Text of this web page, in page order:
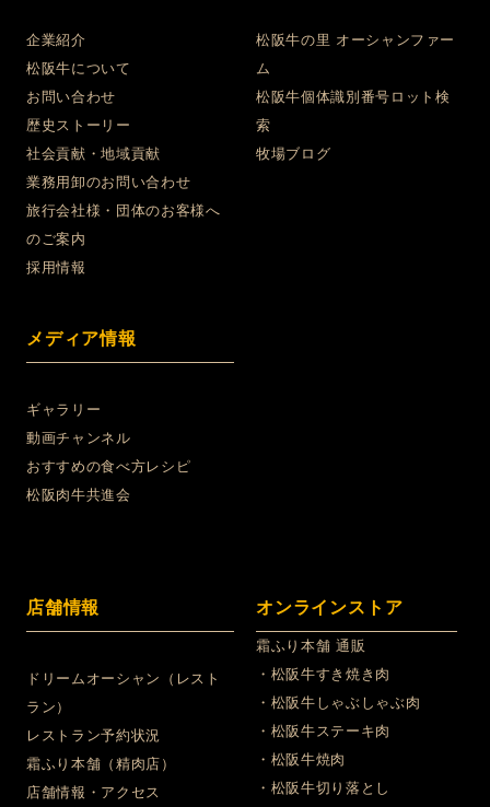
企業紹介
松阪牛について
お問い合わせ
歴史ストーリー
社会貢献・地域貢献
業務用卸のお問い合わせ
旅行会社様・団体のお客様へ
のご案内
採用情報
メディア情報
ギャラリー
動画チャンネル
おすすめの食べ方レシピ
松阪肉牛共進会
松阪牛の里 オーシャンファー
ム
松阪牛個体識別番号ロット検
索
牧場ブログ
店舗情報
ドリームオーシャン（レスト
ラン）
レストラン予約状況
霜ふり本舗（精肉店）
店舗情報・アクセス
オンラインストア
霜ふり本舗 通販
・松阪牛すき焼き肉
・松阪牛しゃぶしゃぶ肉
・松阪牛ステーキ肉
・松阪牛焼肉
・松阪牛切り落とし